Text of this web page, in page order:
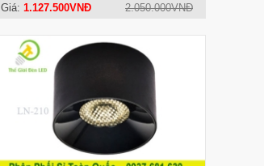
Giá: 1.127.500VNĐ 2.050.000VNĐ